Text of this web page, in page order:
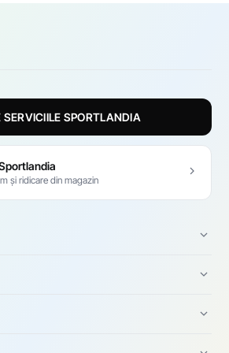
SERVICIILE SPORTLANDIA
și ridicare din magazin